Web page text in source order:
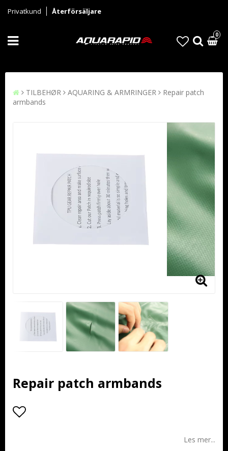
Privatkund Återförsäljare
0
TILBEHØR AQUARING & ARMRINGER
Repair patch
armbands
Repair patch armbands
Les mer...